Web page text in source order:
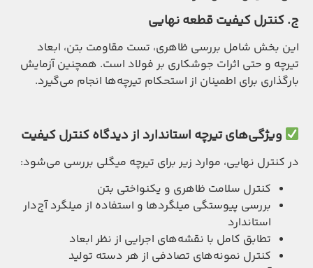
ج.کنترل کیفیت قطعه نهایی
این بخش شامل بررسی ظاهری، تست مقاومت بتن، ابعاد
تیرچه و حتی اثرات جوشکاری بر فولاد است. همچنین آزمایش
بارگذاری برای اطمینان از استحکام تیرچه‌ها انجام می‌گیرد.
ویژگی‌های تیرچه استاندارد از دیدگاه کنترل کیفیت
در کنترل نهایی، موارد زیر برای تیرچه میگلی بررسی می‌شود:
کنترل سلامت ظاهری و یکنواختی بتن
بررسی پیوستگی میلگردها و استفاده از میلگرد آج‌دار
استاندارد
تطابق کامل با نقشه‌های اجرایی از نظر ابعاد
کنترل نمونه‌های تصادفی از هر دسته تولید